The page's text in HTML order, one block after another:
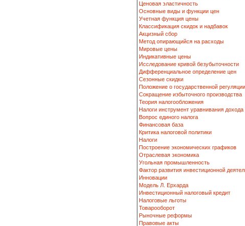
Ценовая эластичность
Основные виды и функции цен
Учетная функция цены
Классификация скидок и надбавок
Акцизный сбор
Метод опирающийся на расходы
Мировые цены
Индикативные цены
Исследование кривой безубыточности
Дифференциальное определение цен
Сезонные скидки
Положение о государственной регуляции
Сокращение избыточного производства
Теория налогообложения
Налоги инструмент уравнивания дохода
Вопрос единого налога
Финансовая база
Критика налоговой политики
Налоги
Построение экономических графиков
Отраслевая экономика
Угольная промышленность
Фактор развития инвестиционной
Инновации
Модель Л. Ерхарда
Инвестиционный налоговый кредит
Налоговые льготы
Товарооборот
Рыночные реформы
Правовые акты